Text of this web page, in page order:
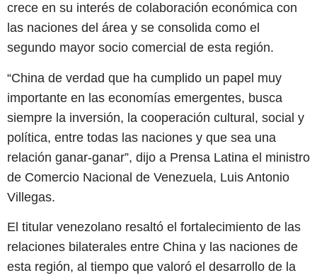
crece en su interés de colaboración económica con
las naciones del área y se consolida como el
segundo mayor socio comercial de esta región.
“China de verdad que ha cumplido un papel muy
importante en las economías emergentes, busca
siempre la inversión, la cooperación cultural, social y
política, entre todas las naciones y que sea una
relación ganar-ganar”, dijo a Prensa Latina el ministro
de Comercio Nacional de Venezuela, Luis Antonio
Villegas.
El titular venezolano resaltó el fortalecimiento de las
relaciones bilaterales entre China y las naciones de
esta región, al tiempo que valoró el desarrollo de la